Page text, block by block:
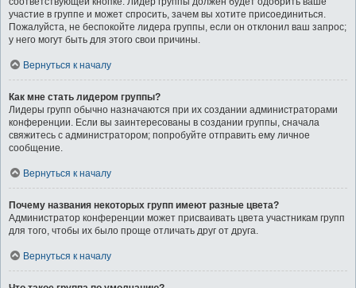
участие в группе и может спросить, зачем вы хотите присоединиться.
Пожалуйста, не беспокойте лидера группы, если он отклонил ваш запрос;
у него могут быть для этого свои причины.
Вернуться к началу
Как мне стать лидером группы?
Лидеры групп обычно назначаются при их создании администраторами
конференции. Если вы заинтересованы в создании группы, сначала
свяжитесь с администратором; попробуйте отправить ему личное
сообщение.
Вернуться к началу
Почему названия некоторых групп имеют разные цвета?
Администратор конференции может присваивать цвета участникам групп
для того, чтобы их было проще отличать друг от друга.
Вернуться к началу